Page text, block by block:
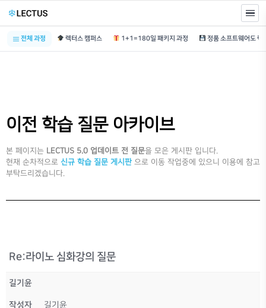
전체 과정 렉터스 캠퍼스 1+1=180일 패키지 과정
이전 학습 질문 아카이브
본 페이지는 LECTUS 5.0 업데이트 전 질문을 모은 게시판 입니다.
현재 순차적으로 신규 학습 질문 게시판 으로 이동 작업중에 있으니 이용에 참고
부탁드리겠습니다.
Re:라이노 심화강의 질문
길기윤
작성자 길기윤